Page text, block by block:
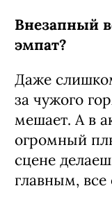
Внезапный
эмпат?
Даже
за чужого
мешает. А в
огромный
сцене
главным, все